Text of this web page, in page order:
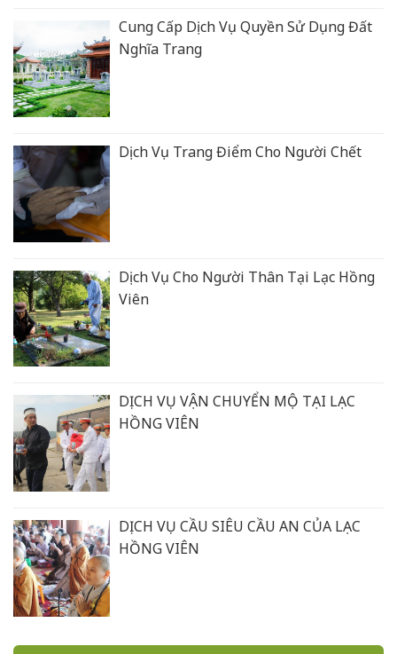
Cung Cấp Dịch Vụ Quyền Sử Dụng Đất
Nghĩa Trang
Dịch Vụ Trang Điểm Cho Người Chết
Dịch Vụ Cho Người Thân Tại Lạc Hồng
Viên
DỊCH VỤ VẬN CHUYỂN MỘ TẠI LẠC
HỒNG VIÊN
DỊCH VỤ CẦU SIÊU CẦU AN CỦA LẠC
HỒNG VIÊN